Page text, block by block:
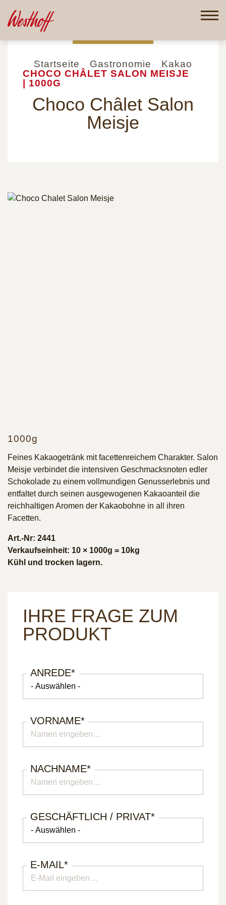
zum
Startseite Gastronomie
Kakao
CHOCO CHÂLET SALON MEISJE
| 1000G
Choco Châlet Salon
Meisje
1000g
Feines Kakaogetränk mit facettenreichem Charakter. Salon
Meisje verbindet die intensiven Geschmacksnoten edler
Schokolade zu einem vollmundigen Genusserlebnis und
entfaltet durch seinen ausgewogenen Kakaoanteil die
reichhaltigen Aromen der Kakaobohne in all ihren
Facetten.
Art.-Nr: 2441
Verkaufseinheit: 10 × 1000g = 10kg
Kühl und trocken lagern.
IHRE FRAGE ZUM
PRODUKT
ANREDE*
VORNAME*
NACHNAME*
GESCHÄFTLICH / PRIVAT*
E-MAIL*